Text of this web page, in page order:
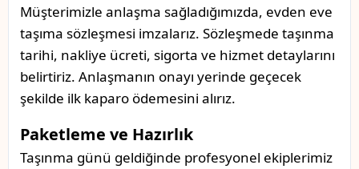
Müşterimizle anlaşma sağladığımızda, evden eve
taşıma sözleşmesi imzalarız. Sözleşmede taşınma
tarihi, nakliye ücreti, sigorta ve hizmet detaylarını
belirtiriz. Anlaşmanın onayı yerinde geçecek
şekilde ilk kaparo ödemesini alırız.
Paketleme ve Hazırlık
Taşınma günü geldiğinde profesyonel ekiplerimiz